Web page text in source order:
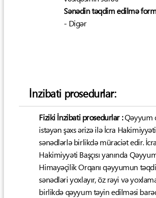
Sənədin təqdim edilmə
- Digər
İnzibati prosedurlar:
Fiziki İnzibati prosedurlar :Qəyyum
istəyən şəxs ərizə ilə İcra
sənədlərlə birlikdə müraciət edir. İcra
Hakimiyyəti Başçısı yanında
Himayəçilik Orqanı qəyyumun
sənədləri yoxlayır, öz rəyi və
birlikdə qəyyum təyin edilməsi